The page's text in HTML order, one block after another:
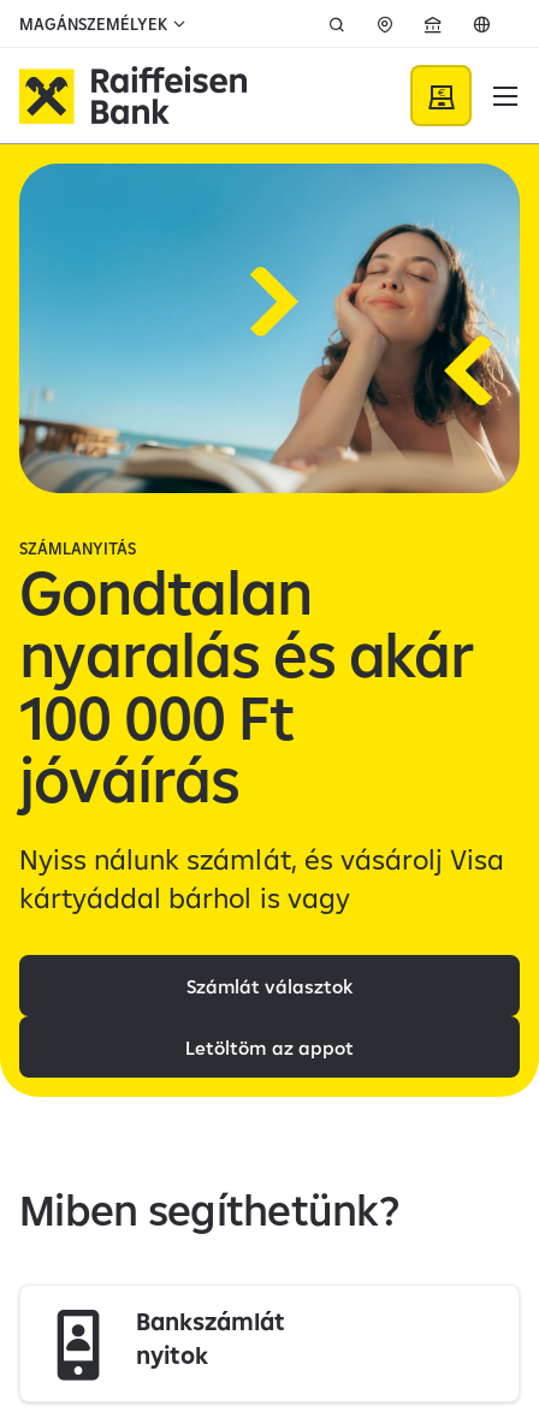
Ugrás a fő tartalomhoz
MAGÁNSZEMÉLYEK
Raiffeisen Bank - Raiffeisen
SZÁMLANYITÁS
Gondtalan
nyaralás és akár
100 000 Ft
jóváírás
Nyiss nálunk számlát, és vásárolj Visa
kártyáddal bárhol is vagy
Számlát választok
Letöltöm az appot
Miben segíthetünk?
Bankszámlát
nyitok